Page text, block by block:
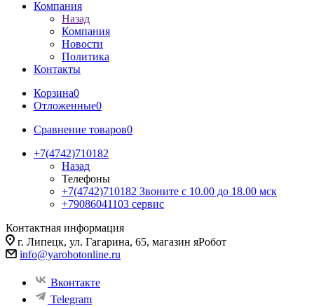
Компания
Назад
Компания
Новости
Политика
Контакты
Корзина0
Отложенные0
Сравнение товаров0
+7(4742)710182
Назад
Телефоны
+7(4742)710182 Звоните с 10.00 до 18.00 мск
+79086041103 сервис
Контактная информация
г. Липецк, ул. Гагарина, 65, магазин яРобот
info@yarobotonline.ru
Вконтакте
Telegram